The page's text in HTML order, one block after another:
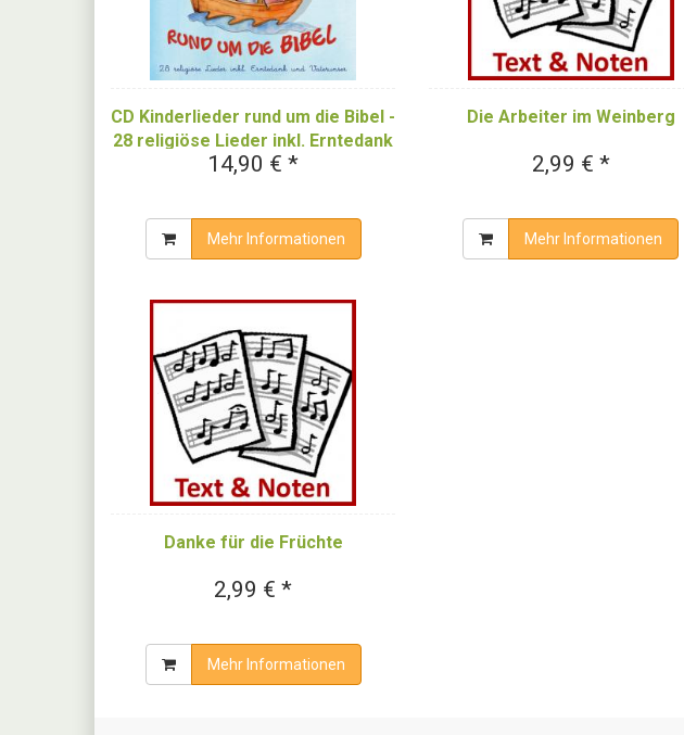
CD Kinderlieder rund um die Bibel -
28 religiöse Lieder inkl. Erntedank
und Vaterunser
14,90 € *
Mehr Informationen
Die Arbeiter im Weinberg
2,99 € *
Mehr Informationen
Danke für die Früchte
2,99 € *
Mehr Informationen